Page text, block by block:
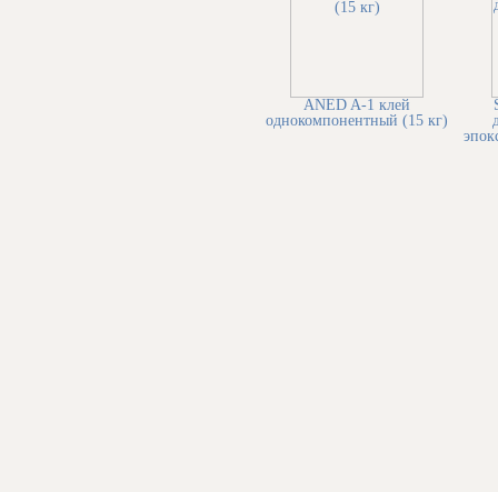
ANED A-1 клей
однокомпонентный (15 кг)